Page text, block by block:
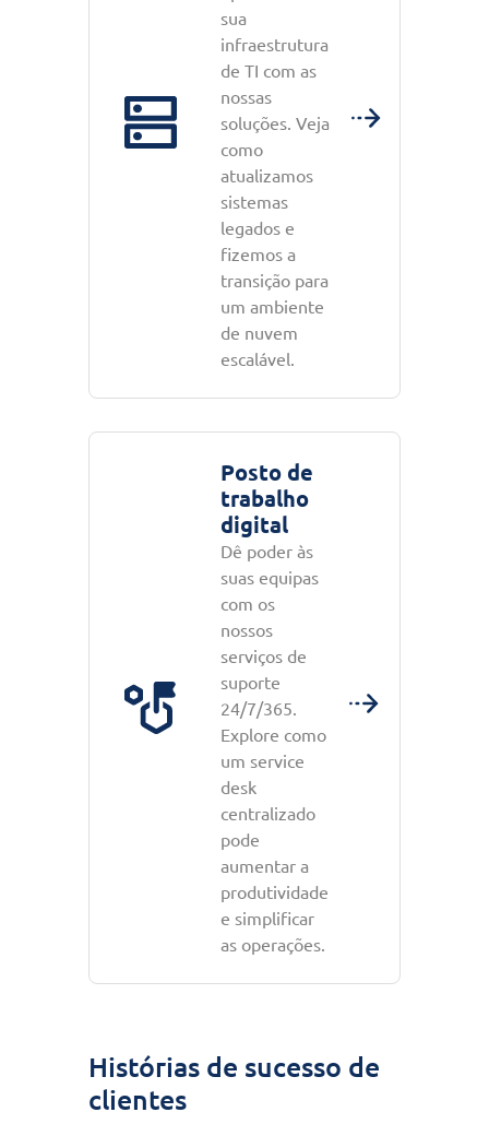
sua
infraestrutura
de TI com as
nossas
soluções. Veja
como
atualizamos
sistemas
legados e
fizemos a
transição para
um ambiente
de nuvem
escalável.
Posto de
trabalho
digital
Dê poder às
suas equipas
com os
nossos
serviços de
suporte
24/7/365.
Explore como
um service
desk
centralizado
pode
aumentar a
produtividade
e simplificar
as operações.
Histórias de sucesso de
clientes